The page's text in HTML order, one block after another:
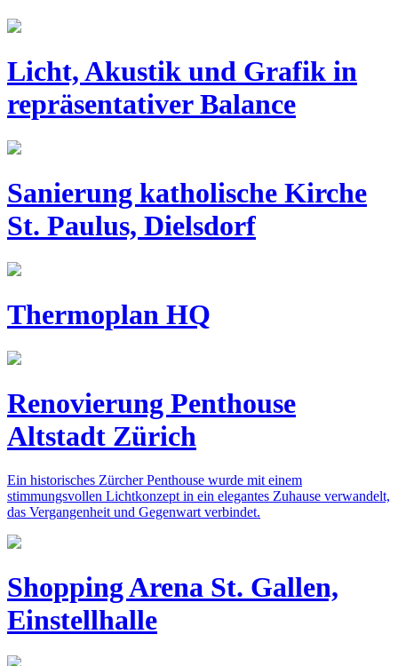
Licht, Akustik und Grafik in
repräsentativer Balance
Sanierung katholische Kirche
St. Paulus, Dielsdorf
Thermoplan HQ
Renovierung Penthouse
Altstadt Zürich
Ein historisches Zürcher Penthouse wurde mit einem
stimmungsvollen Lichtkonzept in ein elegantes Zuhause verwandelt,
das Vergangenheit und Gegenwart verbindet.
Shopping Arena St. Gallen,
Einstellhalle